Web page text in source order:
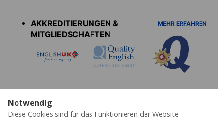
Notwendig
Diese Cookies sind für das Funktionieren der Website
AKKREDITIERUNGEN &
MITGLIEDSCHAFTEN
MEHR ERFAHREN
Datenschutz Cookies AGB's Impressum
Partner